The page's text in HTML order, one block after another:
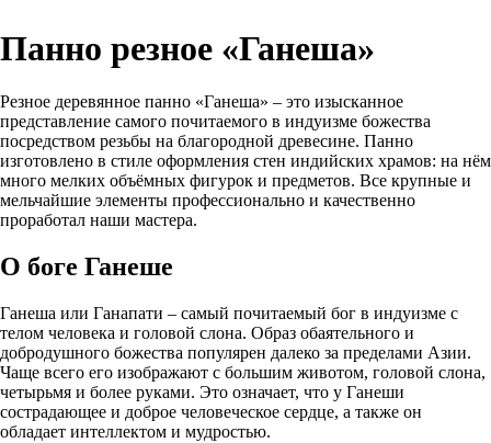
Панно резное «Ганеша»
Резное деревянное панно «Ганеша» – это изысканное
представление самого почитаемого в индуизме божества
посредством резьбы на благородной древесине. Панно
изготовлено в стиле оформления стен индийских храмов: на нём
много мелких объёмных фигурок и предметов. Все крупные и
мельчайшие элементы профессионально и качественно
проработал наши мастера.
О боге Ганеше
Ганеша или Ганапати – самый почитаемый бог в индуизме с
телом человека и головой слона. Образ обаятельного и
добродушного божества популярен далеко за пределами Азии.
Чаще всего его изображают с большим животом, головой слона,
четырьмя и более руками. Это означает, что у Ганеши
сострадающее и доброе человеческое сердце, а также он
обладает интеллектом и мудростью.